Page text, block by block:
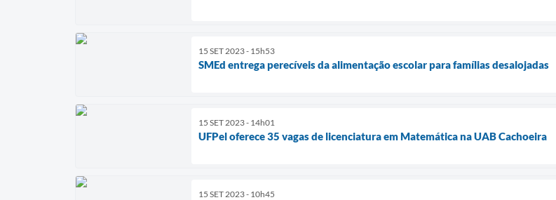
15 SET 2023 - 15h53
SMEd entrega perecíveis da alimentação escolar para famílias desalojadas
15 SET 2023 - 14h01
UFPel oferece 35 vagas de licenciatura em Matemática na UAB Cachoeira
15 SET 2023 - 10h45